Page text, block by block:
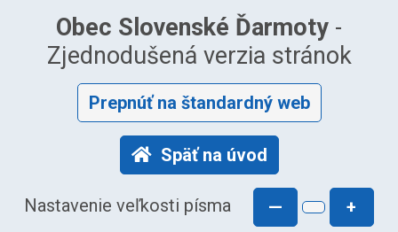
Obec Slovenské Ďarmoty -
Zjednodušená verzia stránok
Prepnúť na štandardný web
Späť na úvod
Nastavenie veľkosti písma — +